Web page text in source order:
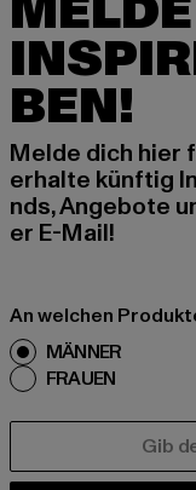
BEN!
Melde dich hier
erhalte künftig
nds, Angebote
er E-Mail!
An welchen
MÄNNER
FRAUEN